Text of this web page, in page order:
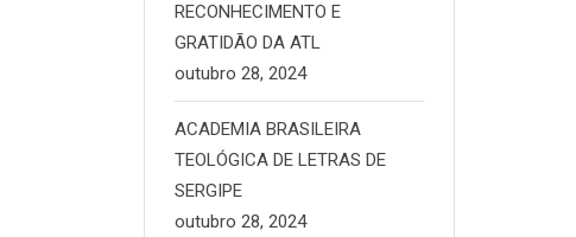
RECONHECIMENTO E
GRATIDÃO DA ATL
outubro 28, 2024
ACADEMIA BRASILEIRA
TEOLÓGICA DE LETRAS DE
SERGIPE
outubro 28, 2024